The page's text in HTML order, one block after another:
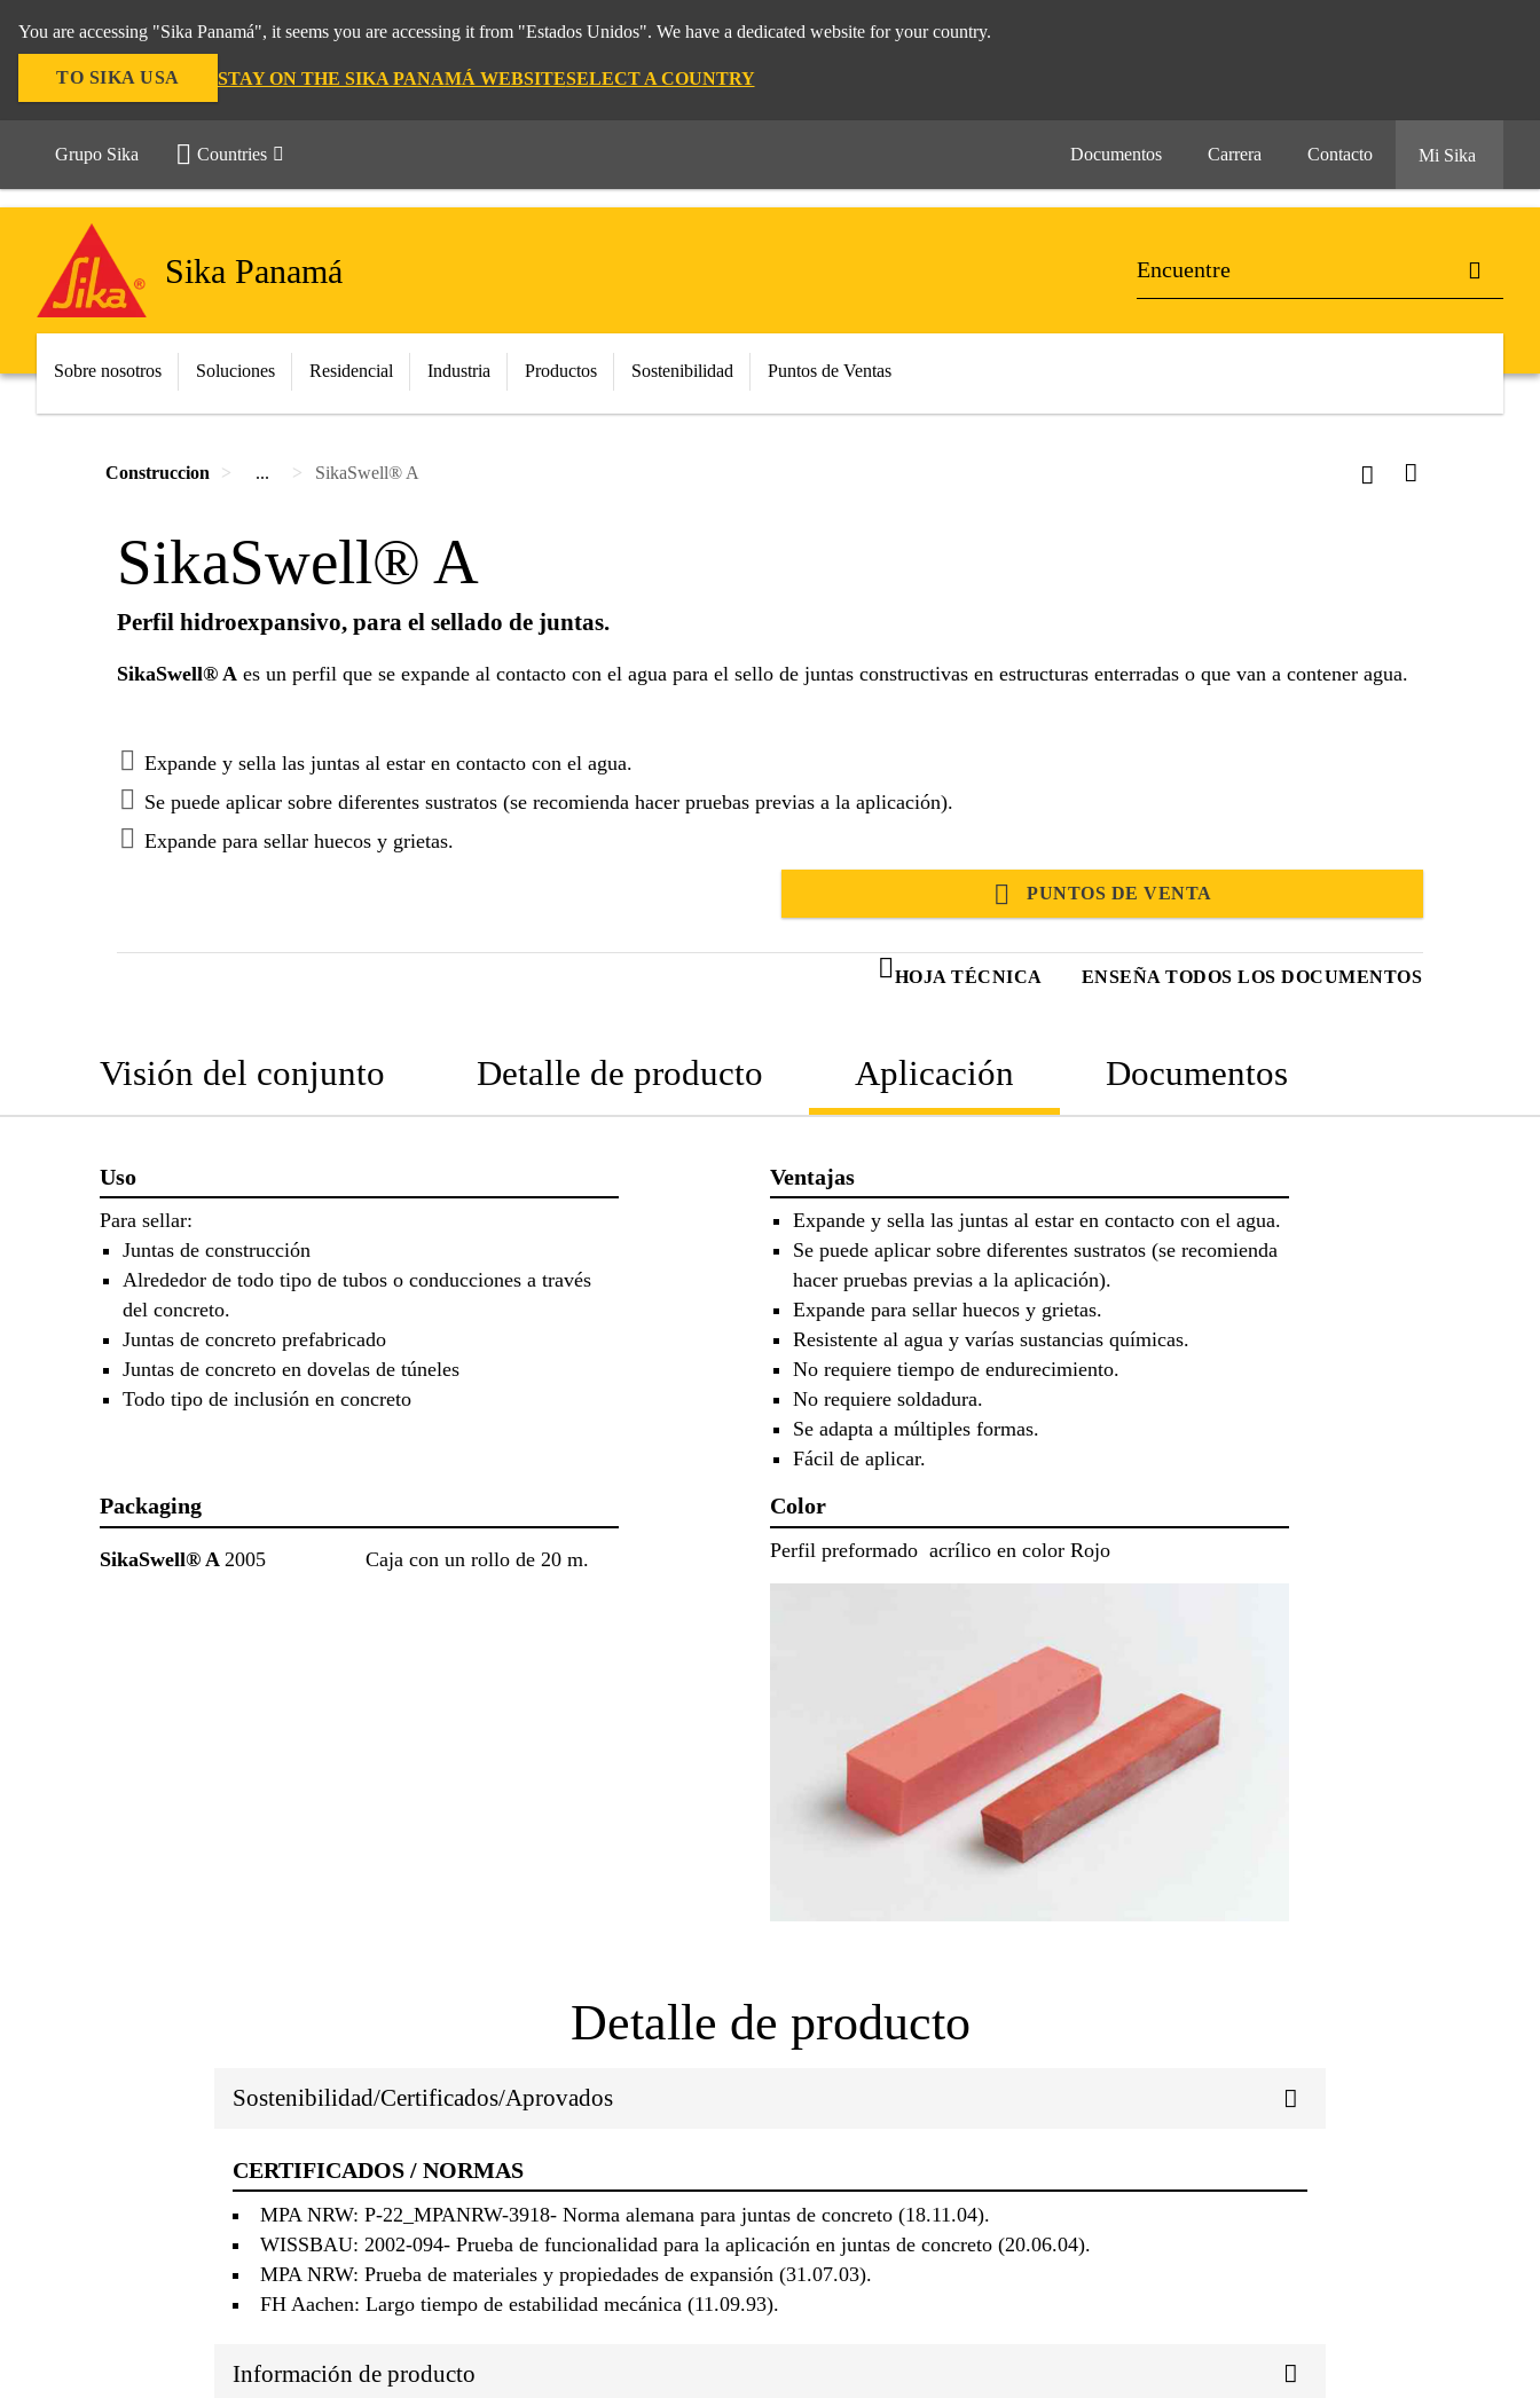
You are accessing "Sika Panamá", it seems you are accessing it from "Estados Unidos". We have a dedicated website for your country.
TO SIKA USA STAY ON THE SIKA PANAMÁ WEBSITESELECT A COUNTRY
Grupo Sika Countries Documentos Carrera Contacto Mi Sika
Sika Panamá
Sobre nosotros Soluciones Residencial Industria Productos Sostenibilidad Puntos de Ventas
Construccion ... SikaSwell® A
SikaSwell® A
Perfil hidroexpansivo, para el sellado de juntas.
SikaSwell® A es un perfil que se expande al contacto con el agua para el sello de juntas constructivas en estructuras enterradas o que van a contener agua.
Expande y sella las juntas al estar en contacto con el agua.
Se puede aplicar sobre diferentes sustratos (se recomienda hacer pruebas previas a la aplicación).
Expande para sellar huecos y grietas.
PUNTOS DE VENTA
HOJA TÉCNICA ENSEÑA TODOS LOS DOCUMENTOS
Visión del conjunto Detalle de producto Aplicación Documentos
Uso
Para sellar:
Juntas de construcción
Alrededor de todo tipo de tubos o conducciones a través
del concreto.
Juntas de concreto prefabricado
Juntas de concreto en dovelas de túneles
Todo tipo de inclusión en concreto
Ventajas
Expande y sella las juntas al estar en contacto con el agua.
Se puede aplicar sobre diferentes sustratos (se recomienda
hacer pruebas previas a la aplicación).
Expande para sellar huecos y grietas.
Resistente al agua y varías sustancias químicas.
No requiere tiempo de endurecimiento.
No requiere soldadura.
Se adapta a múltiples formas.
Fácil de aplicar.
Packaging
SikaSwell® A 2005 Caja con un rollo de 20 m.
Color
Perfil preformado acrílico en color Rojo
Detalle de producto
Sostenibilidad/Certificados/Aprovados
CERTIFICADOS / NORMAS
MPA NRW: P-22_MPANRW-3918- Norma alemana para juntas de concreto (18.11.04).
WISSBAU: 2002-094- Prueba de funcionalidad para la aplicación en juntas de concreto (20.06.04).
MPA NRW: Prueba de materiales y propiedades de expansión (31.07.03).
FH Aachen: Largo tiempo de estabilidad mecánica (11.09.93).
Información de producto